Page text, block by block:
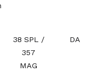
38 SPL /
357
MAG
DA